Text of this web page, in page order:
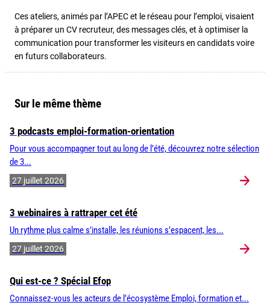
Ces ateliers, animés par l’APEC et le réseau pour l’emploi, visaient
à préparer un CV recruteur, des messages clés, et à optimiser la
communication pour transformer les visiteurs en candidats voire
en futurs collaborateurs.
Sur le même thème
3 podcasts emploi-formation-orientation
Pour vous accompagner tout au long de l’été, découvrez notre sélection
de 3...
27 juillet 2026
3 webinaires à rattraper cet été
Un rythme plus calme s’installe, les réunions s’espacent, les...
27 juillet 2026
Qui est-ce ? Spécial Efop
Connaissez-vous les acteurs de l’écosystème Emploi, formation et...